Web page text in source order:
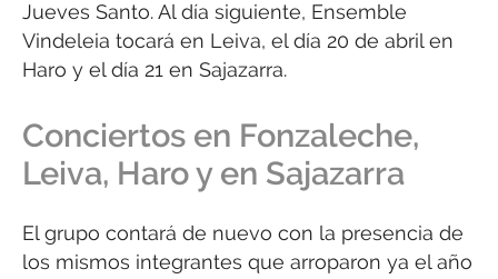
Jueves Santo. Al día siguiente, Ensemble
Vindeleia tocará en Leiva, el día 20 de abril en
Haro y el día 21 en Sajazarra.
Conciertos en Fonzaleche,
Leiva, Haro y en Sajazarra
El grupo contará de nuevo con la presencia de
los mismos integrantes que arroparon ya el año